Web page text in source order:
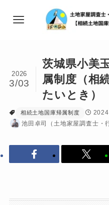
茨城県小美
属制度（相
たいとき）
2026
3/03
相続土地国庫帰属制度 2024
池田卓司（土地家屋調査士・